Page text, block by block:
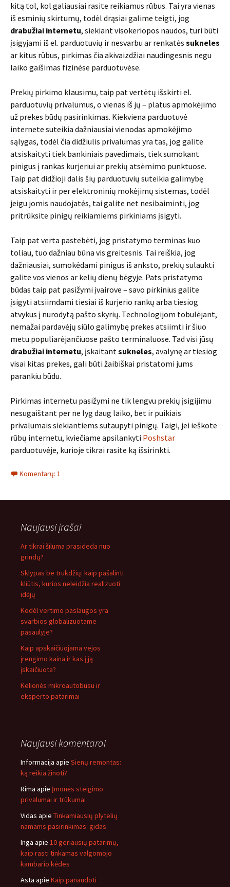
kitą tol, kol galiausiai rasite reikiamus rūbus. Tai yra vienas
iš esminių skirtumų, todėl drąsiai galime teigti, jog
drabužiai internetu, siekiant visokeriopos naudos, turi būti
įsigyjami iš el. parduotuvių ir nesvarbu ar renkatės sukneles
ar kitus rūbus, pirkimas čia akivaizdžiai naudingesnis negu
laiko gaišimas fizinėse parduotuvėse.
Prekių pirkimo klausimu, taip pat vertėtų išskirti el.
parduotuvių privalumus, o vienas iš jų – platus apmokėjimo
už prekes būdų pasirinkimas. Kiekviena parduotuvė
internete suteikia dažniausiai vienodas apmokėjimo
sąlygas, todėl čia didžiulis privalumas yra tas, jog galite
atsiskaityti tiek bankiniais pavedimais, tiek sumokant
pinigus į rankas kurjeriui ar prekių atsėmimo punktuose.
Taip pat didžioji dalis šių parduotuvių suteikia galimybę
atsiskaityti ir per elektroninių mokėjimų sistemas, todėl
jeigu jomis naudojatės, tai galite net nesibaiminti, jog
pritrūksite pinigų reikiamiems pirkiniams įsigyti.
Taip pat verta pastebėti, jog pristatymo terminas kuo
toliau, tuo dažniau būna vis greitesnis. Tai reiškia, jog
dažniausiai, sumokėdami pinigus iš anksto, prekių sulaukti
galite vos vienos ar kelių dienų bėgyje. Pats pristatymo
būdas taip pat pasižymi įvairove – savo pirkinius galite
įsigyti atsiimdami tiesiai iš kurjerio rankų arba tiesiog
atvykus į nurodytą pašto skyrių. Technologijom tobulėjant,
nemažai pardavėjų siūlo galimybę prekes atsiimti ir šiuo
metu populiarėjančiuose pašto terminaluose. Tad visi jūsų
drabužiai internetu, įskaitantsukneles, avalynę ar tiesiog
visai kitas prekes, gali būti žaibiškai pristatomi jums
parankiu būdu.
Pirkimas internetu pasižymi ne tik lengvu prekių įsigijimu
nesugaištant per ne lyg daug laiko, bet ir puikiais
privalumais siekiantiems sutaupyti pinigų. Taigi, jei ieškote
rūbų internetu, kviečiame apsilankyti Poshstar
parduotuvėje, kurioje tikrai rasite ką išsirinkti.
Komentarų: 1
Naujausi įrašai
Ar tikrai šiluma prasideda nuo
grindų?
Sklypas be trukdžių: kaip pašalinti
kliūtis, kurios neleidžia realizuoti
idėjų
Kodėl vertimo paslaugos yra
svarbios globalizuotame
pasaulyje?
Kaip apskaičiuojama vejos
įrengimo kaina ir kas į ją
įskaičiuota?
Kelionės mikroautobusu ir
eksperto patarimai
Naujausi komentarai
Informacija apie Sienų remontas:
ką reikia žinoti?
Rima apie Įmonės steigimo
privalumai ir trūkumai
Vidas apie Tinkamiausių plytelių
namams pasirinkimas: gidas
Inga apie 10 geriausių patarimų,
kaip rasti tinkamas valgomojo
kambario kėdes
Asta apie Kaip panaudoti